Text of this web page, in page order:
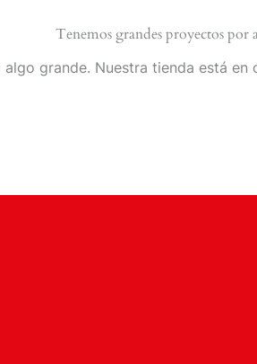
Tenemos grandes proyectos por
algo grande. Nuestra tienda está